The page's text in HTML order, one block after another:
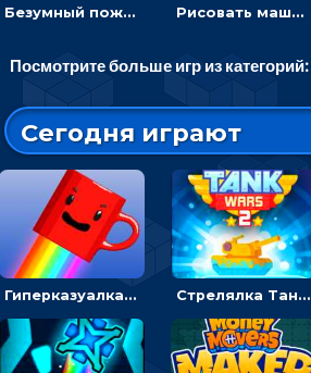
Безумный пожарный: направлять шланг, чтобы тушить горящие бревна Рисовать машину и выигрывать гонку - для мальчиков
Посмотрите больше игр из категорий:
Сегодня играют
Гиперказуалка Летающая чашка кофе: двигаться и собирать кубики сахара Стрелялка Танковые войны: бить по танку врага, чтобы уничтожить зло